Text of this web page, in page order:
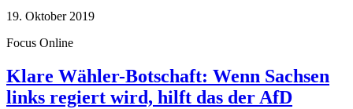
19. Oktober 2019
Focus Online
Klare Wähler-Botschaft: Wenn Sachsen
links regiert wird, hilft das der AfD